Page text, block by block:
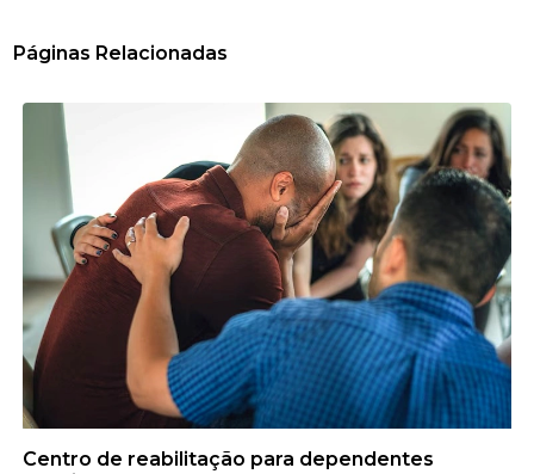
Páginas Relacionadas
Centro de reabilitação para dependentes